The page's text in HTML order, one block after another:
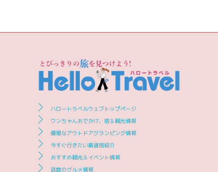
ハロートラベルウェブトップページ
ワンちゃんおでかけ、宿＆観光情報
優雅なアウトドアグランピング情報
今すぐ行きたい厳選宿紹介
おすすめ観光＆イベント情報
話題のグルメ情報